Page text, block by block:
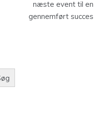
næste event til en
gennemført succes